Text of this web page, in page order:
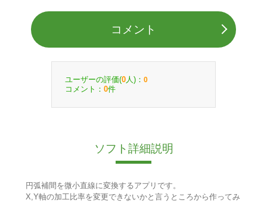
コメント
ユーザーの評価(0 人)： 0
コメント： 0件
ソフト詳細説明
円弧補間を微小直線に変換するアプリです。
X,Y軸の加工比率を変更できないかと言うところから作ってみ